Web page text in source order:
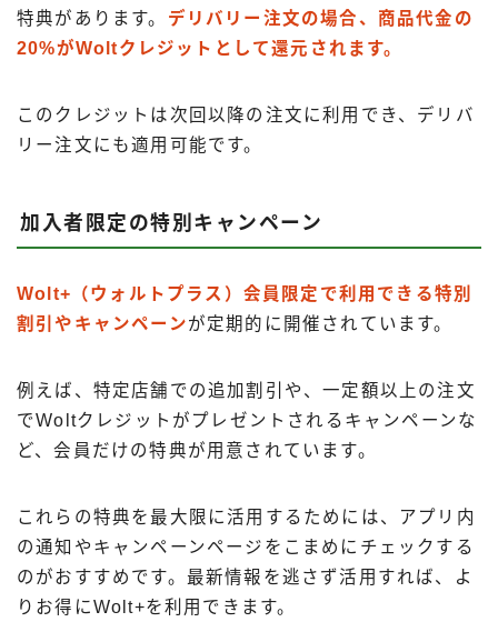
特典があります。 デリバリー注文の場合、商品代金の
20%がWoltクレジットとして還元されます。
このクレジットは次回以降の注文に利用でき、デリバ
リー注文にも適用可能です。
加入者限定の特別キャンペーン
Wolt+（ウォルトプラス）会員限定で利用できる特別
割引やキャンペーンが定期的に開催されています。
例えば、特定店舗での追加割引や、一定額以上の注文
でWoltクレジットがプレゼントされるキャンペーンな
ど、会員だけの特典が用意されています。
これらの特典を最大限に活用するためには、アプリ内
の通知やキャンペーンページをこまめにチェックする
のがおすすめです。最新情報を逃さず活用すれば、よ
りお得にWolt+を利用できます。